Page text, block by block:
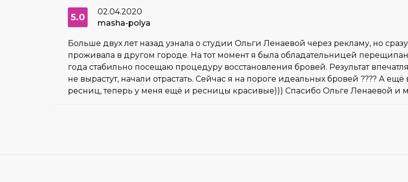
5.0
02.04.2020
masha-polya
Больше двух лет назад узнала о студии Ольги Ленаевой через рекламу, но
проживала в другом городе. На тот момент я была обладательницей
года стабильно посещаю процедуру восстановления бровей. Результат
не вырастут, начали отрастать. Сейчас я на пороге идеальных бровей ???? А
ресниц, теперь у меня ещё и ресницы красивые))) Спасибо Ольге Ленаевой и